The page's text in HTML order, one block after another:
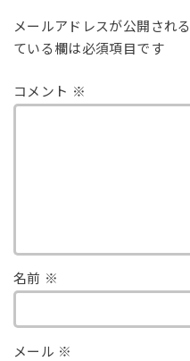
メールアドレスが公開され
ている欄は必須項目です
コメント ※
名前 ※
メール ※